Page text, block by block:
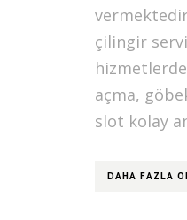
çilingir
açma,
slot kolay
DAHA FAZLA